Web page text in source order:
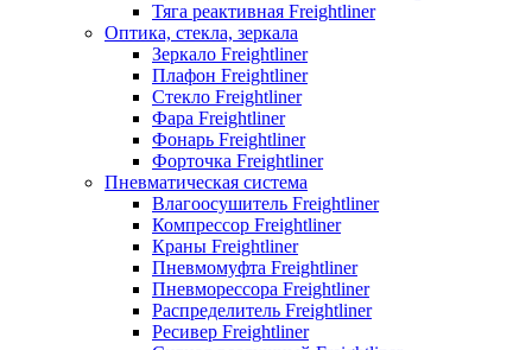
Тяга реактивная Freightliner
Оптика, стекла, зеркала
Зеркало Freightliner
Плафон Freightliner
Стекло Freightliner
Фара Freightliner
Фонарь Freightliner
Форточка Freightliner
Пневматическая система
Влагоосушитель Freightliner
Компрессор Freightliner
Краны Freightliner
Пневмомуфта Freightliner
Пневморессора Freightliner
Распределитель Freightliner
Ресивер Freightliner